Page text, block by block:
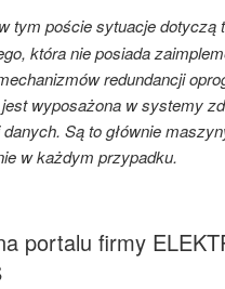
tym poście sytuacje dotyczą
która nie posiada
redundancji
wyposażona w systemy
Są to głównie
w każdym przypadku.
portalu firmy